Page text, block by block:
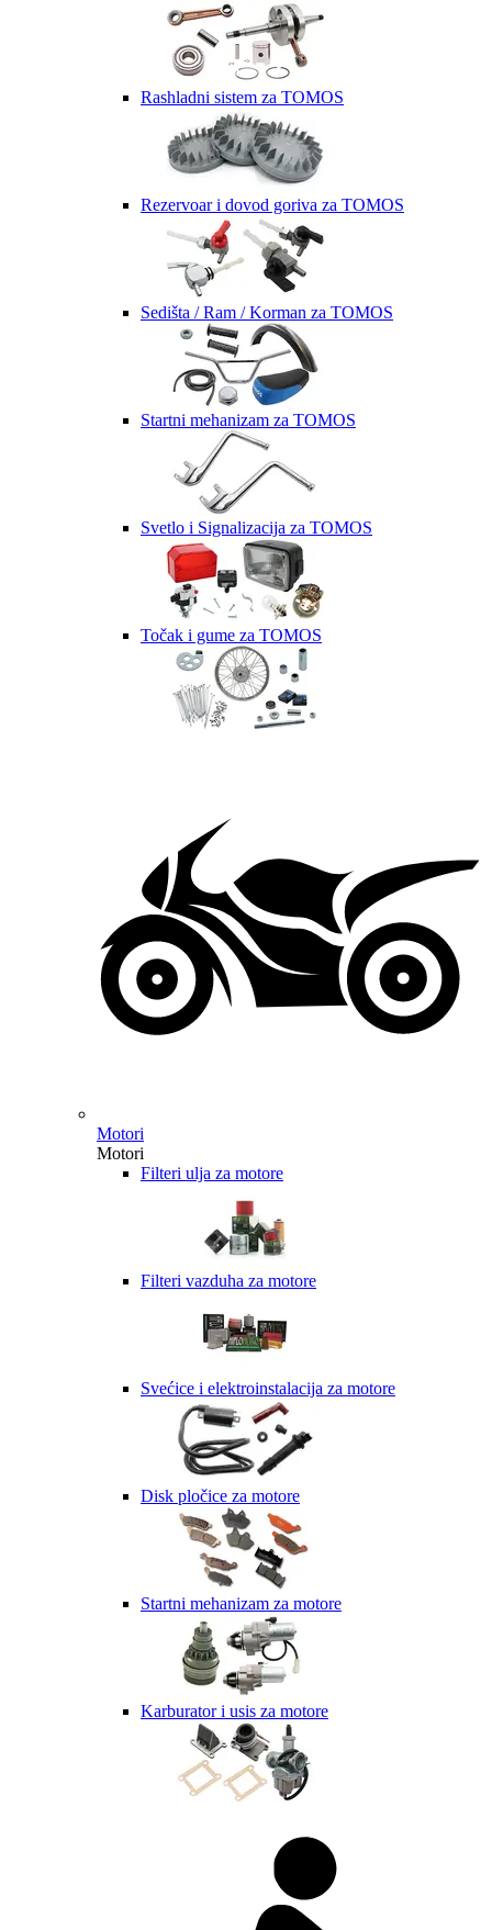
Rashladni sistem za TOMOS
Rezervoar i dovod goriva za TOMOS
Sedišta / Ram / Korman za TOMOS
Startni mehanizam za TOMOS
Svetlo i Signalizacija za TOMOS
Točak i gume za TOMOS
Motori
Motori
Filteri ulja za motore
Filteri vazduha za motore
Svećice i elektroinstalacija za motore
Disk pločice za motore
Startni mehanizam za motore
Karburator i usis za motore